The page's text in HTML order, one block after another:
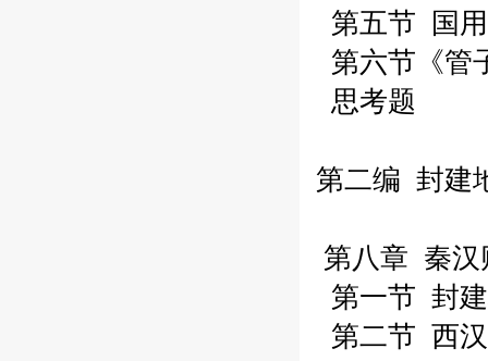
第五节 国
第六节《管
思考题
第二编 封建
第八章 秦汉
第一节 封
第二节 西